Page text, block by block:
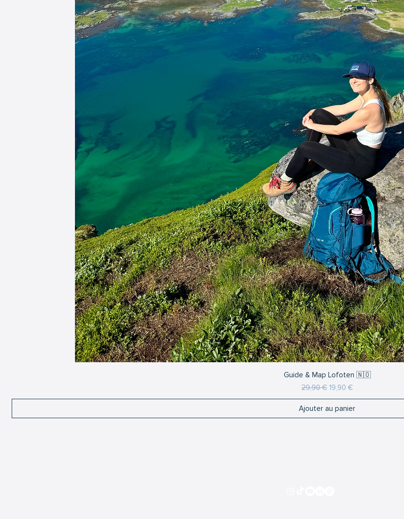
Aperçu rapide
Guide & Map Lofoten 🇳🇴
Prix original
29,90 € Prix promotionnel
19,90 €
Ajouter au panier